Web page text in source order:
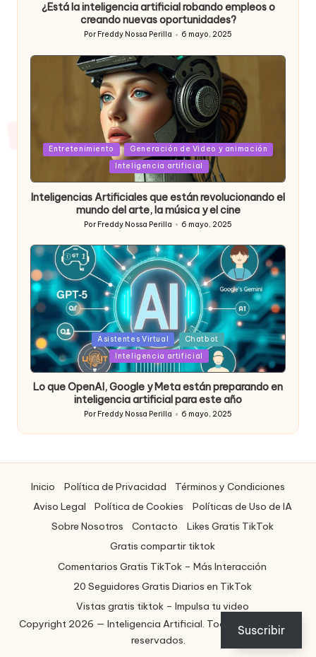
¿Está la inteligencia artificial robando empleos o
creando nuevas oportunidades?
Publicado
Por Freddy Nossa Perilla 6 mayo, 2025
Posted
Entretenimiento
Generación de Video y animación
Inteligencia artificial
Inteligencias Artificiales que están revolucionando el
mundo del arte, la música y el cine
Publicado
Por Freddy Nossa Perilla 6 mayo, 2025
Posted
in
Asistentes Virtual
Chatbot
Inteligencia artificial
Lo que OpenAI, Google y Meta están preparando en
inteligencia artificial para este año
Publicado
por
Por Freddy Nossa Perilla 6 mayo, 2025
Inicio Política de Privacidad
Términos y Condiciones
Aviso Legal
Política de Cookies
Políticas de Uso de IA
Sobre Nosotros
Contacto
Likes Gratis TikTok
Gratis compartir tiktok
Comentarios Gratis TikTok – Más Interacción
20 Seguidores Gratis Diarios en TikTok
Vistas gratis tiktok – Impulsa tu video
Copyright 2026 — Inteligencia Artificial. Todos los derechos
reservados.
Suscribir
ES